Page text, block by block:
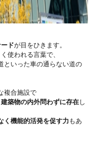
ドが目をひきます。
使われる言葉で、
といった車の通らない道の
複合施設で
建築物の内外問わずに存在し
く機能的活発を促す力 もあ